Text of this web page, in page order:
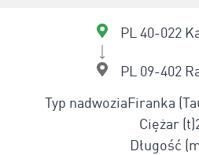
PL 40-022
PL 09-402
Typ nadwozia Firanka
Ciężar (t)
Długość